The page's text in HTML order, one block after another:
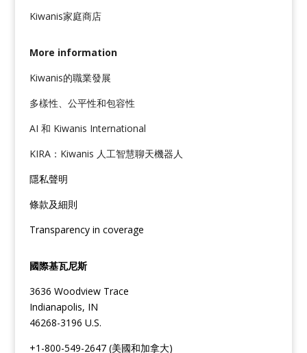
Kiwanis家庭商店
More information
Kiwanis的職業發展
多樣性、公平性和包容性
AI 和 Kiwanis International
KIRA：Kiwanis 人工智慧聊天機器人
隱私聲明
條款及細則
Transparency in coverage
國際基瓦尼斯
3636 Woodview Trace
Indianapolis, IN
46268-3196 U.S.
+1-800-549-2647 (美國和加拿大)